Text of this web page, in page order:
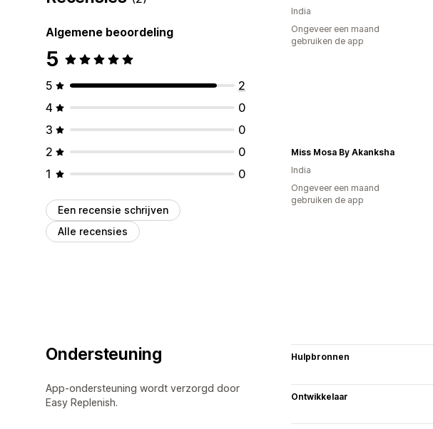
Algemene beoordeling
5
5
2
4
0
3
0
2
0
1
0
Een recensie schrijven
Alle recensies
India
Ongeveer een maand
gebruiken de app
Miss Mosa By Akanksha
India
Ongeveer een maand
gebruiken de app
Ondersteuning
App-ondersteuning wordt verzorgd door
Easy Replenish.
Hulpbronnen
Ontwikkelaar